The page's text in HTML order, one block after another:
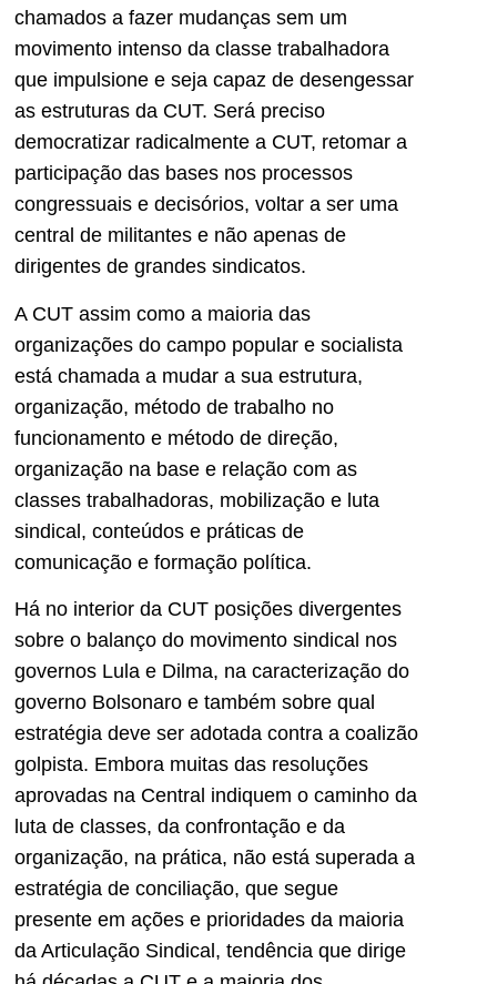
chamados a fazer mudanças sem um
movimento intenso da classe trabalhadora
que impulsione e seja capaz de desengessar
as estruturas da CUT. Será preciso
democratizar radicalmente a CUT, retomar a
participação das bases nos processos
congressuais e decisórios, voltar a ser uma
central de militantes e não apenas de
dirigentes de grandes sindicatos.
A CUT assim como a maioria das
organizações do campo popular e socialista
está chamada a mudar a sua estrutura,
organização, método de trabalho no
funcionamento e método de direção,
organização na base e relação com as
classes trabalhadoras, mobilização e luta
sindical, conteúdos e práticas de
comunicação e formação política.
Há no interior da CUT posições divergentes
sobre o balanço do movimento sindical nos
governos Lula e Dilma, na caracterização do
governo Bolsonaro e também sobre qual
estratégia deve ser adotada contra a coalizão
golpista. Embora muitas das resoluções
aprovadas na Central indiquem o caminho da
luta de classes, da confrontação e da
organização, na prática, não está superada a
estratégia de conciliação, que segue
presente em ações e prioridades da maioria
da Articulação Sindical, tendência que dirige